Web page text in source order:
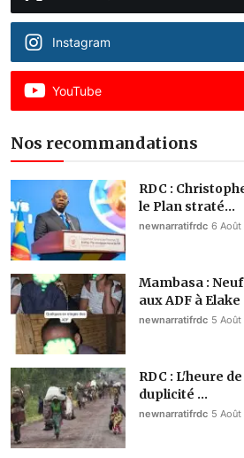
Instagram
YouTube
Nos recommandations
RDC :
le Plan straté...
newnarratifrdc 6 Août
Mambasa :
aux ADF à Elake
newnarratifrdc 5
RDC : L'heure
duplicité ...
newnarratifrdc 5